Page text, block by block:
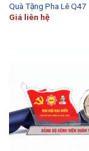
Quà Tặng Pha Lê Q47
Giá liên hệ